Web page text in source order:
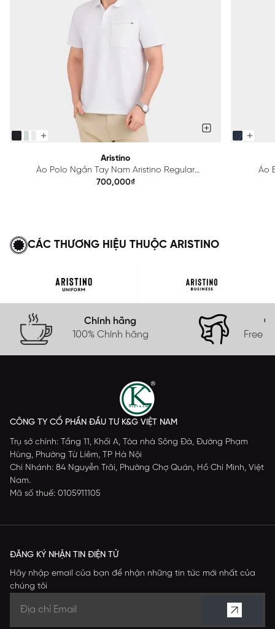
Aristino
Áo Polo Ngắn Tay Nam Aristino Regular
APS615EDP01
700,000₫
Áo
CÁC THƯƠNG HIỆU THUỘC ARISTINO
Chính hãng
100% Chính hãng
Free
CÔNG TY CỔ PHẦN ĐẦU TƯ K&G VIỆT NAM
Trụ sở chính: Tầng 11, Khối A, Tòa nhà Sông Đà, Đường Phạm
Hùng, Phường Từ Liêm, TP Hà Nội
Chi Nhánh: 84 Nguyễn Trãi, Phường Chợ Quán, Hồ Chí Minh, Việt
Nam.
Mã số thuế: 0105911105
ĐĂNG KÝ NHẬN TIN ĐIỆN TỬ
Hãy nhập email của bạn để nhận những tin tức mới nhất của
chúng tôi